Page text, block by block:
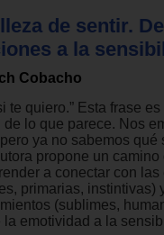
de sentir.
a la
Cobacho
te quiero.” Esta frase
de lo que parece. Nos
ya no sabemos qué
propone un camino
a conectar con
primarias, instintivas)
(sublimes,
la emotividad a la